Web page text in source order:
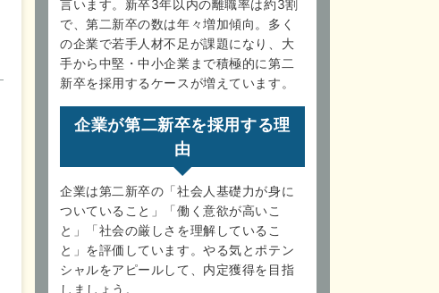
言います。新卒3年以内の離職率は約3割
で、第二新卒の数は年々増加傾向。多く
の企業で若手人材不足が課題になり、大
手から中堅・中小企業まで積極的に第二
新卒を採用するケースが増えています。
企業が第二新卒を採用する理
由
企業は第二新卒の「社会人基礎力が身に
ついていること」「働く意欲が高いこ
と」「社会の厳しさを理解しているこ
と」を評価しています。やる気とポテン
シャルをアピールして、内定獲得を目指
しましょう。